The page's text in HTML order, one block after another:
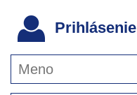
Prihlásenie